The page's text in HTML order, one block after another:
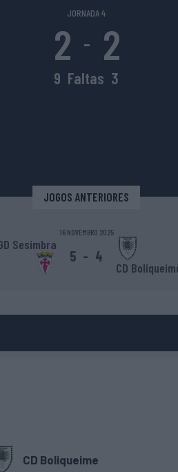
JORNADA 4
2 - 2
9 Faltas 3
JOGOS ANTERIORES
16 NOVEMBRO 2025
Sesimbra
5 - 4
CD
CD Boliqueime